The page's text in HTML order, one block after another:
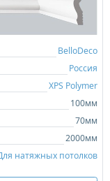
BelloDeco
Россия
XPS Polymer
100мм
70мм
2000мм
натяжных потолков